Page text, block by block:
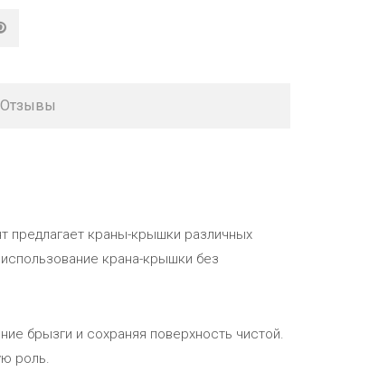
Отзывы
предлагает краны-крышки различных
крана-крышки без
брызги и сохраняя поверхность чистой.
роль.